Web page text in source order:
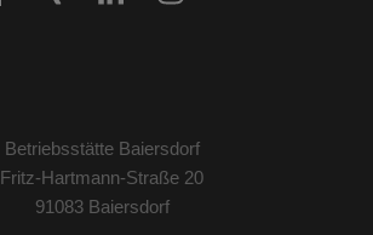
Betriebsstätte Baiersdorf
Fritz-Hartmann-Straße 20
91083 Baiersdorf